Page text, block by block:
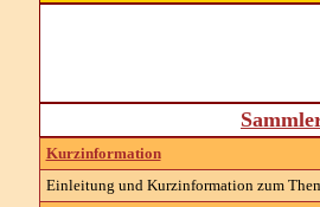
Kurzinformation
Einleitung und Kurzinformation zum